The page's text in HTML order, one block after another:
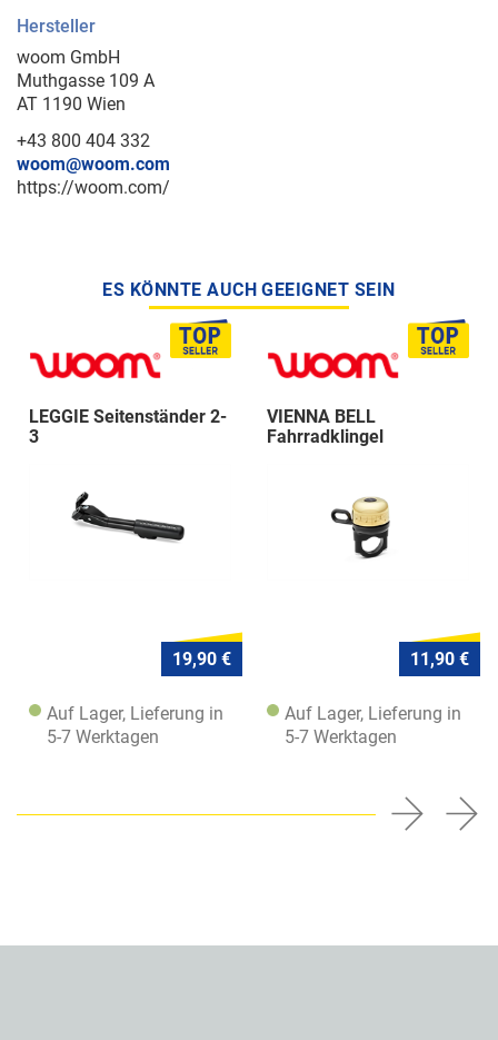
Hersteller
woom GmbH
Muthgasse 109 A
AT 1190 Wien
+43 800 404 332
woom@woom.com
https://woom.com/
ES KÖNNTE AUCH GEEIGNET SEIN
LEGGIE Seitenständer 2-
3
19,90 €
Auf Lager, Lieferung in
5-7 Werktagen
VIENNA BELL
Fahrradklingel
11,90 €
Auf Lager, Lieferung in
5-7 Werktagen